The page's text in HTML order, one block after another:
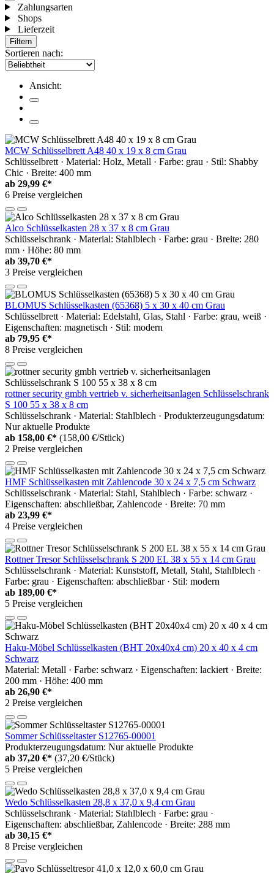
Zahlungsarten
Shops
Lieferzeit
Filtern
Sortieren nach:
Ansicht:
MCW Schlüsselbrett A48 40 x 19 x 8 cm Grau
Schlüsselbrett · Material: Holz, Metall · Farbe: grau · Stil: Shabby
Chic · Breite: 400 mm
ab 29,99 €*
6 Preise vergleichen
Alco Schlüsselkasten 28 x 37 x 8 cm Grau
Schlüsselschrank · Material: Stahlblech · Farbe: grau · Breite: 280
mm · Höhe: 80 mm
ab 39,70 €*
3 Preise vergleichen
BLOMUS Schlüsselkasten (65368) 5 x 30 x 40 cm Grau
Schlüsselbrett · Material: Edelstahl, Glas, Stahl · Farbe: grau, weiß ·
Eigenschaften: magnetisch · Stil: modern
ab 79,95 €*
8 Preise vergleichen
rottner security gmbh vertrieb v. sicherheitsanlagen Schlüsselschrank
S 100 55 x 38 x 8 cm
Schlüsselschrank · Material: Stahlblech · Produkterzeugungsdatum:
Nur aktuelle Produkte
ab 158,00 €* (158,00 €/Stück)
2 Preise vergleichen
HMF Schlüsselkasten mit Zahlencode 30 x 24 x 7,5 cm Schwarz
Schlüsselschrank · Material: Stahl, Stahlblech · Farbe: schwarz ·
Eigenschaften: abschließbar, Zahlencode · Breite: 70 mm
ab 23,99 €*
4 Preise vergleichen
Rottner Tresor Schlüsselschrank S 200 EL 38 x 55 x 14 cm Grau
Schlüsselschrank · Material: Kunststoff, Metall, Stahl, Stahlblech ·
Farbe: grau · Eigenschaften: abschließbar · Stil: modern
ab 189,00 €*
5 Preise vergleichen
Haku-Möbel Schlüsselkasten (BHT 20x40x4 cm) 20 x 40 x 4 cm
Schwarz
Material: Metall · Farbe: schwarz · Eigenschaften: lackiert · Breite:
200 mm · Höhe: 400 mm
ab 26,90 €*
2 Preise vergleichen
Sommer Schlüsseltaster S12765-00001
Produkterzeugungsdatum: Nur aktuelle Produkte
ab 37,20 €* (37,20 €/Stück)
5 Preise vergleichen
Wedo Schlüsselkasten 28,8 x 37,0 x 9,4 cm Grau
Schlüsselschrank · Material: Stahlblech · Farbe: grau ·
Eigenschaften: abschließbar, Zahlencode · Breite: 288 mm
ab 30,15 €*
8 Preise vergleichen